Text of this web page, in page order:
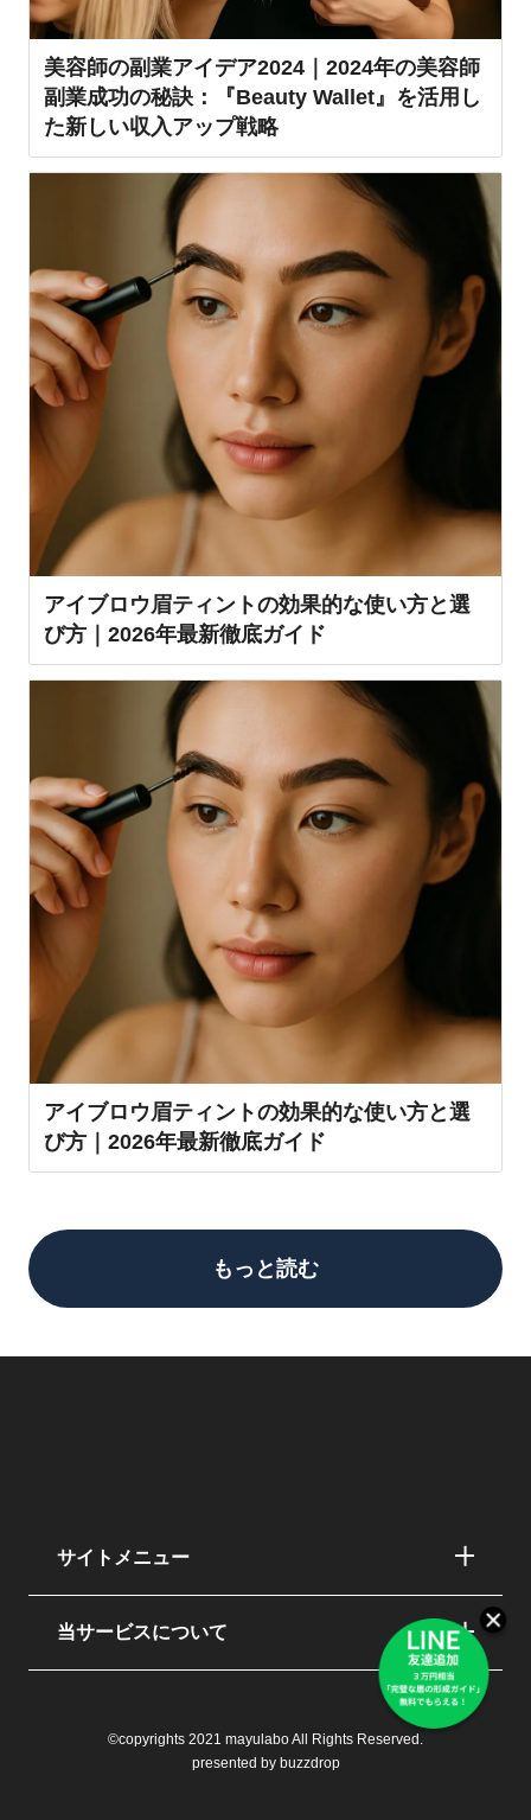
美容師の副業アイデア2024｜2024年の美容師
副業成功の秘訣：『Beauty Wallet』を活用し
た新しい収入アップ戦略
アイブロウ眉ティントの効果的な使い方と選
び方｜2026年最新徹底ガイド
アイブロウ眉ティントの効果的な使い方と選
び方｜2026年最新徹底ガイド
もっと読む
サイトメニュー
当サービスについて
©copyrights 2021 mayulabo All Rights Reserved.
presented by buzzdrop